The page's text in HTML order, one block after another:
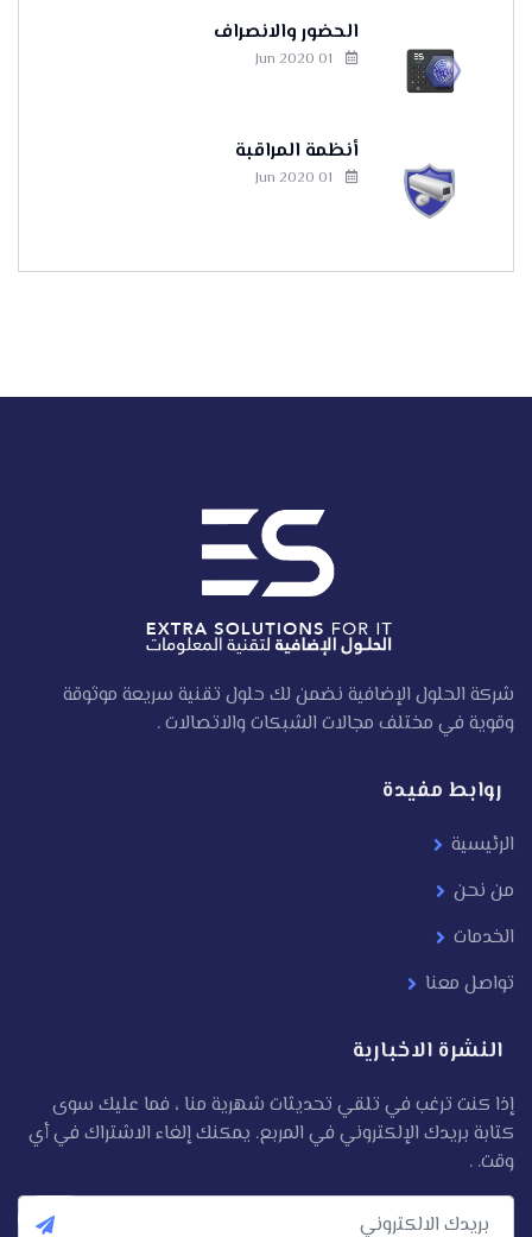
الحضور والانصراف
أنظمة المراقبة
شركة الحلول الإضافية نضمن لك حلول تقنية سريعة موثوقة
وقوية في مختلف مجالات الشبكات والاتصالات .
روابط مفيدة
الرئيسية
من نحن
الخدمات
تواصل معنا
النشرة الاخبارية
إذا كنت ترغب في تلقي تحديثات شهرية منا ، فما عليك سوى
كتابة بريدك الإلكتروني في المربع. يمكنك إلغاء الاشتراك في أي
وقت. .